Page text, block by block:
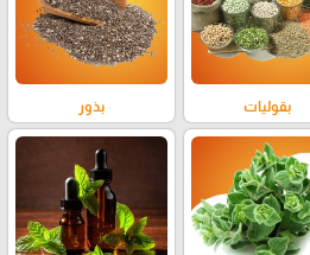
بقوليات بذور